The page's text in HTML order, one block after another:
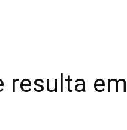
resulta em